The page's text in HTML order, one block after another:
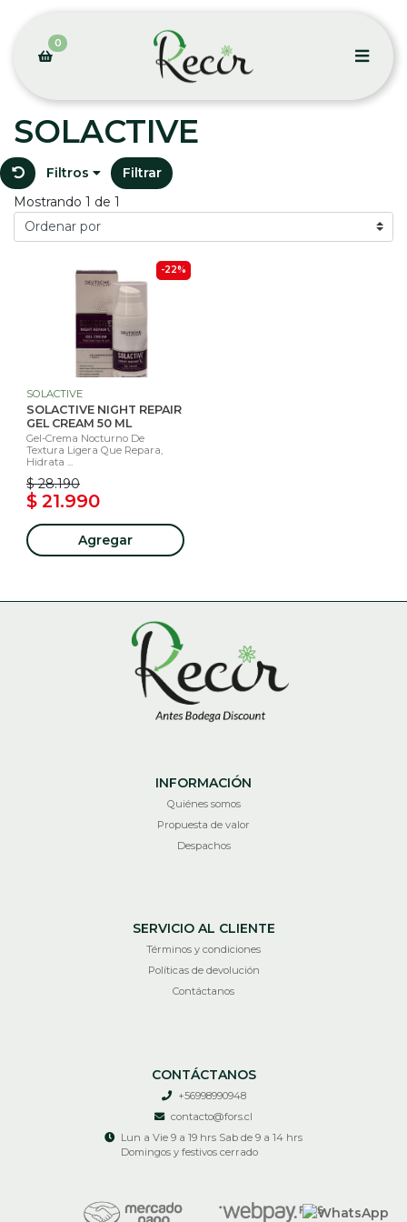
0
SOLACTIVE
Filtros
Filtrar
Mostrando 1 de 1
-22%
SOLACTIVE
SOLACTIVE NIGHT REPAIR
GEL CREAM 50 ML
Gel-Crema Nocturno De
Textura Ligera Que Repara,
Hidrata ...
$ 28.190
$ 21.990
Agregar
INFORMACIÓN
Quiénes somos
Propuesta de valor
Despachos
SERVICIO AL CLIENTE
Términos y condiciones
Políticas de devolución
Contáctanos
CONTÁCTANOS
+56998990948
contacto@fors.cl
Lun a Vie 9 a 19 hrs Sab de 9 a 14 hrs
Domingos y festivos cerrado